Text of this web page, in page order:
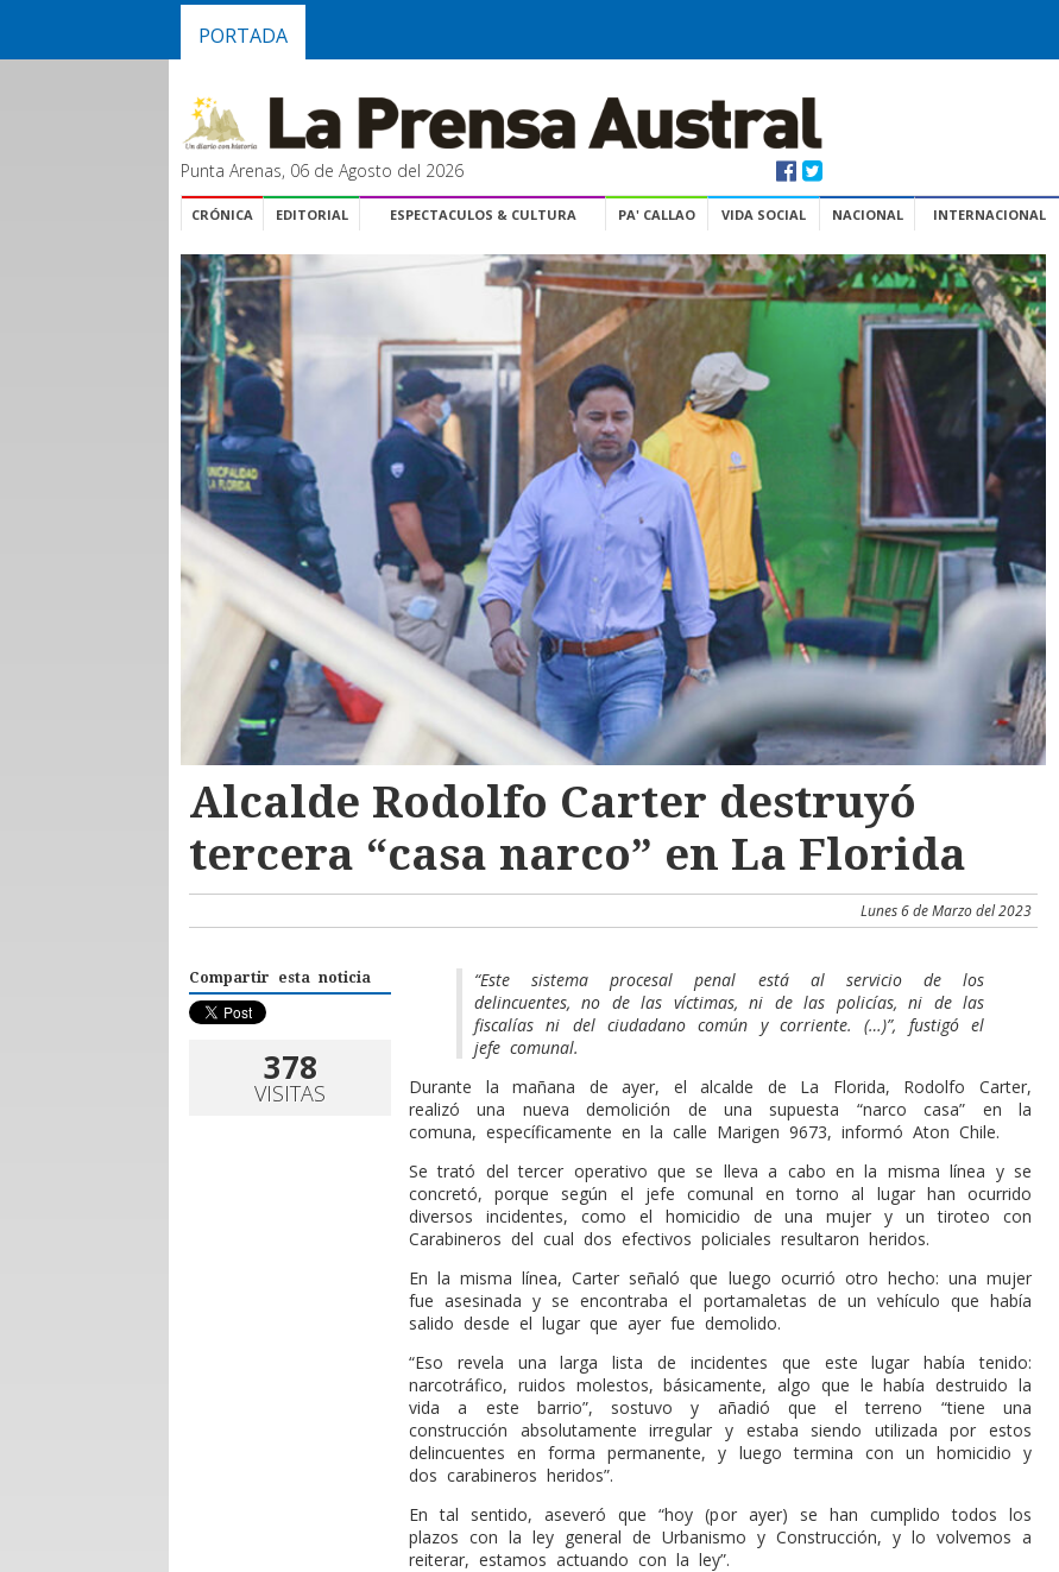
PORTADA
Punta Arenas, 06 de Agosto del 2026
CRÓNICA EDITORIAL ESPECTACULOS & CULTURA PA' CALLAO VIDA SOCIAL NACIONAL INTERNACIONAL
Alcalde Rodolfo Carter destruyó
tercera “casa narco” en La Florida
Lunes 6 de Marzo del 2023
Compartir esta noticia
378
VISITAS
“Este sistema procesal penal está al servicio de los
delincuentes, no de las víctimas, ni de las policías, ni de las
fiscalías ni del ciudadano común y corriente. (…)”, fustigó el
jefe comunal.
Durante la mañana de ayer, el alcalde de La Florida, Rodolfo Carter,
realizó una nueva demolición de una supuesta “narco casa” en la
comuna, específicamente en la calle Marigen 9673, informó Aton Chile.
Se trató del tercer operativo que se lleva a cabo en la misma línea y se
concretó, porque según el jefe comunal en torno al lugar han ocurrido
diversos incidentes, como el homicidio de una mujer y un tiroteo con
Carabineros del cual dos efectivos policiales resultaron heridos.
En la misma línea, Carter señaló que luego ocurrió otro hecho: una mujer
fue asesinada y se encontraba el portamaletas de un vehículo que había
salido desde el lugar que ayer fue demolido.
“Eso revela una larga lista de incidentes que este lugar había tenido:
narcotráfico, ruidos molestos, básicamente, algo que le había destruido la
vida a este barrio”, sostuvo y añadió que el terreno “tiene una
construcción absolutamente irregular y estaba siendo utilizada por estos
delincuentes en forma permanente, y luego termina con un homicidio y
dos carabineros heridos”.
En tal sentido, aseveró que “hoy (por ayer) se han cumplido todos los
plazos con la ley general de Urbanismo y Construcción, y lo volvemos a
reiterar, estamos actuando con la ley”.